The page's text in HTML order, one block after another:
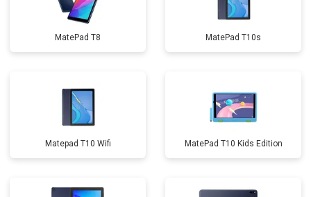
MatePad T8 MatePad T10s
Matepad T10 Wifi MatePad T10 Kids Edition